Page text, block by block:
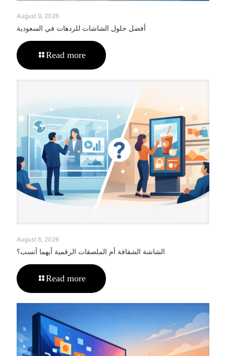
August 9, 2026
أفضل حلول الشاشات للردهات في السعودية
Read more
August 8, 2026
الشاشة الشفافة أم الملصقات الرقمية أيهما أنسب؟
Read more